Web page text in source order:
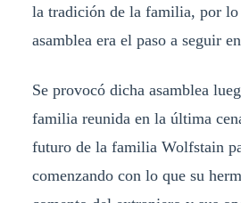
la tradición de la familia, por lo
asamblea era el paso a seguir
Se provocó dicha asamblea
familia reunida en la última
futuro de la familia Wolfstain
comenzando con lo que su